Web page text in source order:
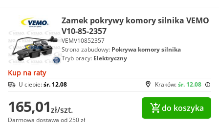
Zamek pokrywy komory silnika VEMO
V10-85-2357
VEMV10852357
Strona zabudowy: Pokrywa komory silnika
Tryb pracy: Elektryczny
Kup na raty
Kraków:śr. 12.08
U ciebie:śr. 12.08
165,01zł/szt.
Darmowa dostawa od 250 zł
do koszyka